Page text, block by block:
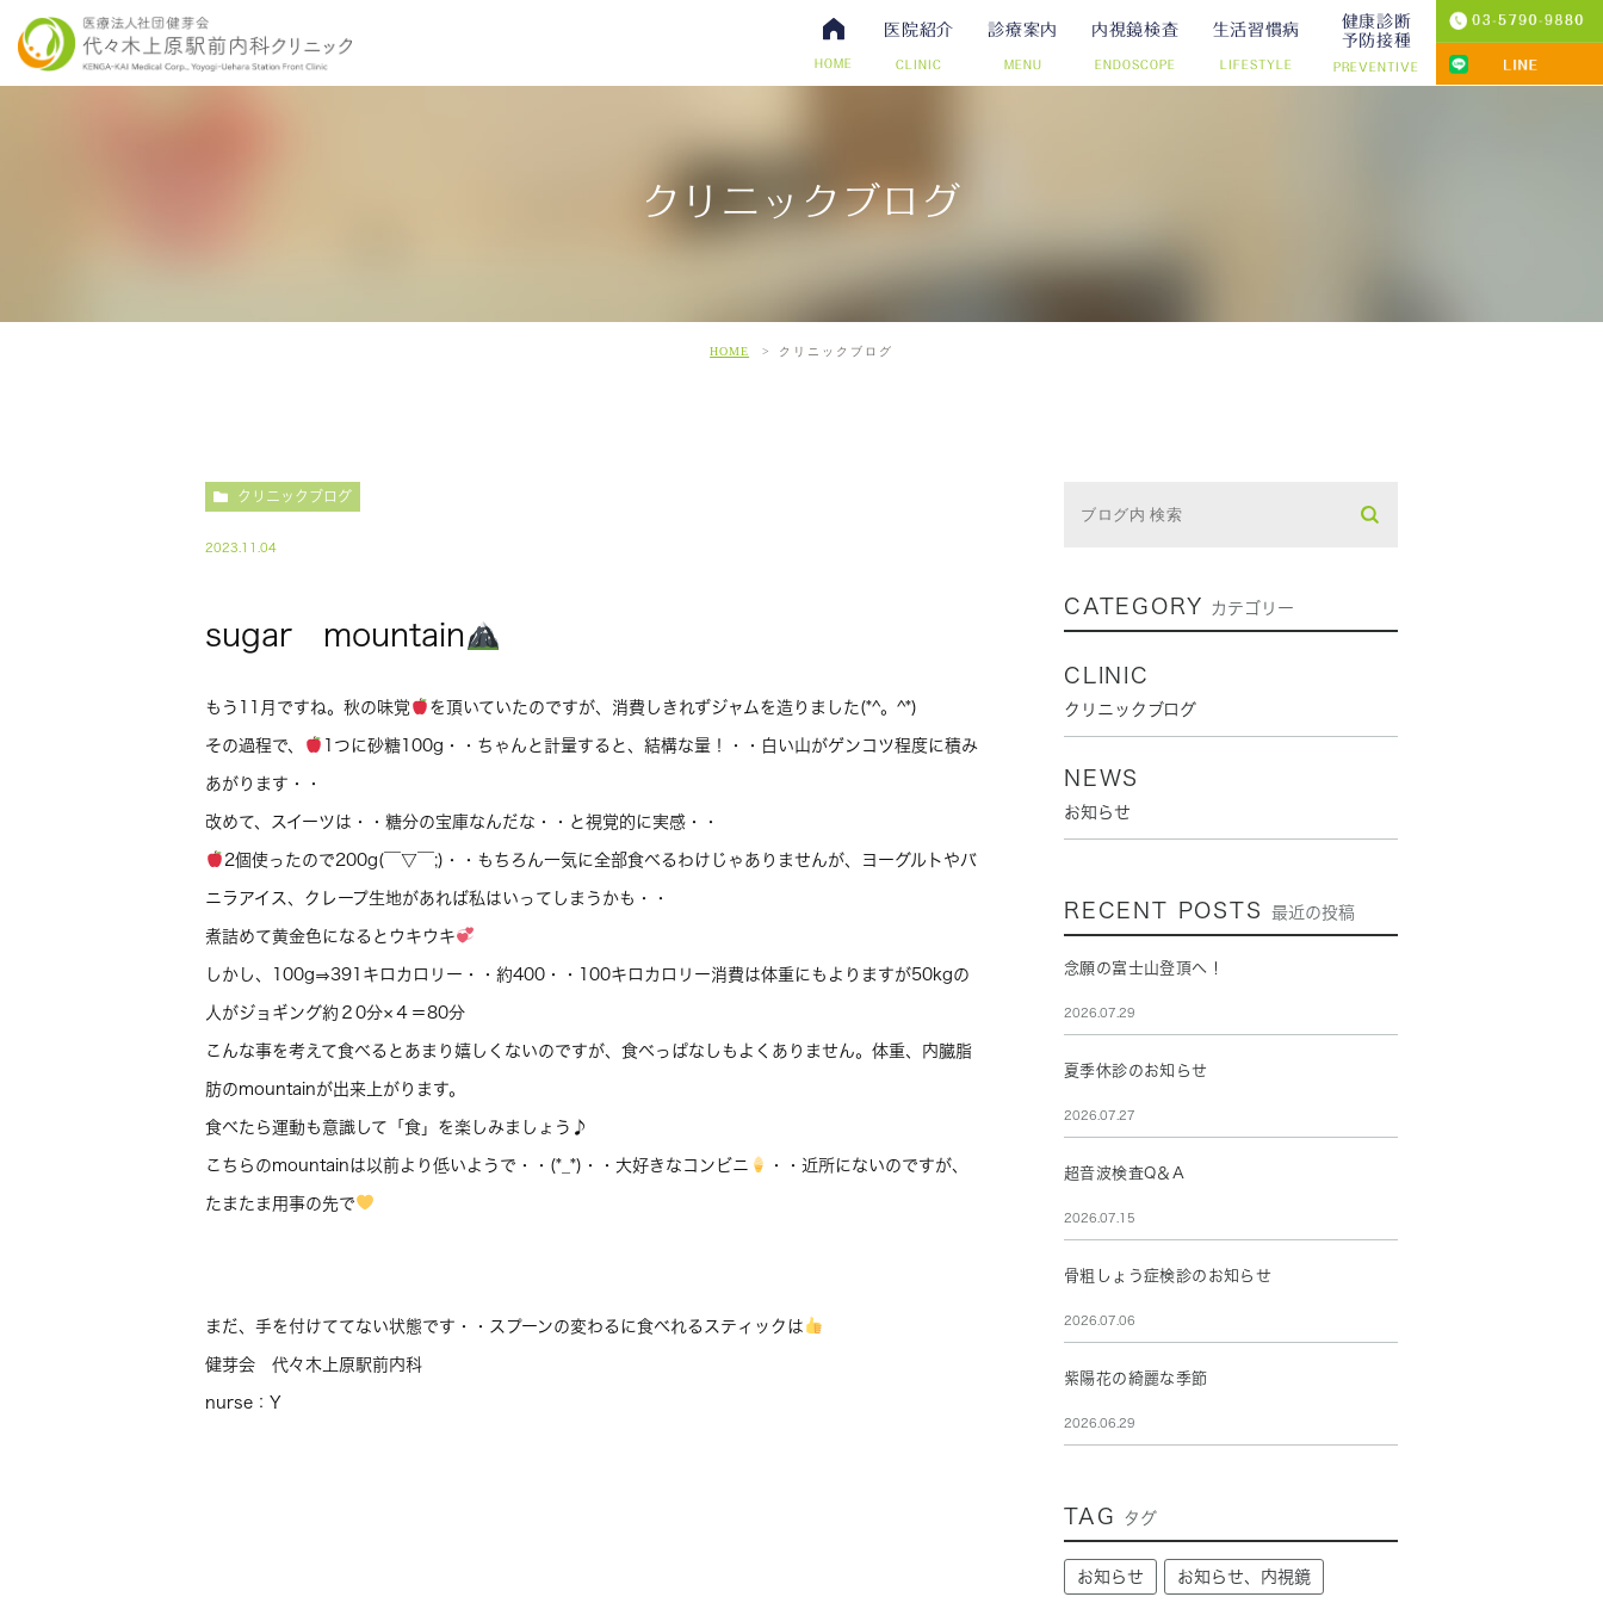
HOME
医院紹介
CLINIC
アクセス・診療時間 スタッフ募集
診療案内
MENU
内視鏡検査
ENDOSCOPE
大腸内視鏡検査について 日帰り手術（内視鏡的ポリープ切除）
生活習慣病
LIFESTYLE
健康診断
予防接種
PREVENTIVE
ワクチン・予防接種
クリニックブログ
HOME クリニックブログ
クリニックブログ
2023.11.04
sugar mountain
もう11月ですね。秋の味覚 を頂いていたのですが、消費しきれずジャムを造りました(*^。^*)
その過程で、 1つに砂糖100g・・ちゃんと計量すると、結構な量！・・白い山がゲンコツ程度に積み
あがります・・
改めて、スイーツは・・糖分の宝庫なんだな・・と視覚的に実感・・
2個使ったので200g(￣▽￣;)・・もちろん一気に全部食べるわけじゃありませんが、ヨーグルトやバ
ニラアイス、クレープ生地があれば私はいってしまうかも・・
煮詰めて黄金色になるとウキウキ
しかし、100g⇒391キロカロリー・・約400・・100キロカロリー消費は体重にもよりますが50kgの
人がジョギング約２0分×４＝80分
こんな事を考えて食べるとあまり嬉しくないのですが、食べっぱなしもよくありません。体重、内臓脂
肪のmountainが出来上がります。
食べたら運動も意識して「食」を楽しみましょう♪
こちらのmountainは以前より低いようで・・(*_*)・・大好きなコンビニ ・・近所にないのですが、
たまたま用事の先で
まだ、手を付けててない状態です・・スプーンの変わるに食べれるスティックは
健芽会 代々木上原駅前内科
nurse：Y
CATEGORY カテゴリー
CLINIC
クリニックブログ
NEWS
お知らせ
RECENT POSTS 最近の投稿
念願の富士山登頂へ！
2026.07.29
夏季休診のお知らせ
2026.07.27
超音波検査Q＆A
2026.07.15
骨粗しょう症検診のお知らせ
2026.07.06
紫陽花の綺麗な季節
2026.06.29
TAG タグ
お知らせ お知らせ、内視鏡